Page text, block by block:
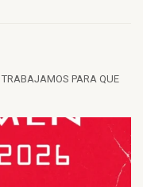
TRABAJAMOS PARA QUE